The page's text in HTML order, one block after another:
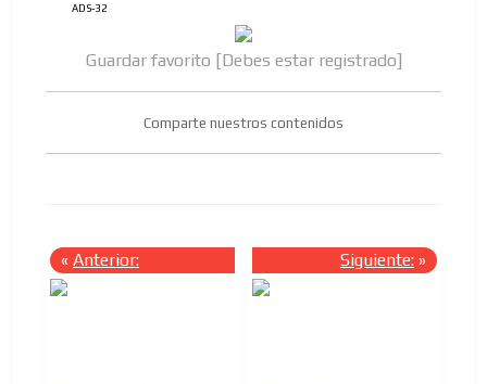
ADS-32
Guardar favorito [Debes estar registrado]
Comparte nuestros contenidos
« Anterior: Siguiente: »